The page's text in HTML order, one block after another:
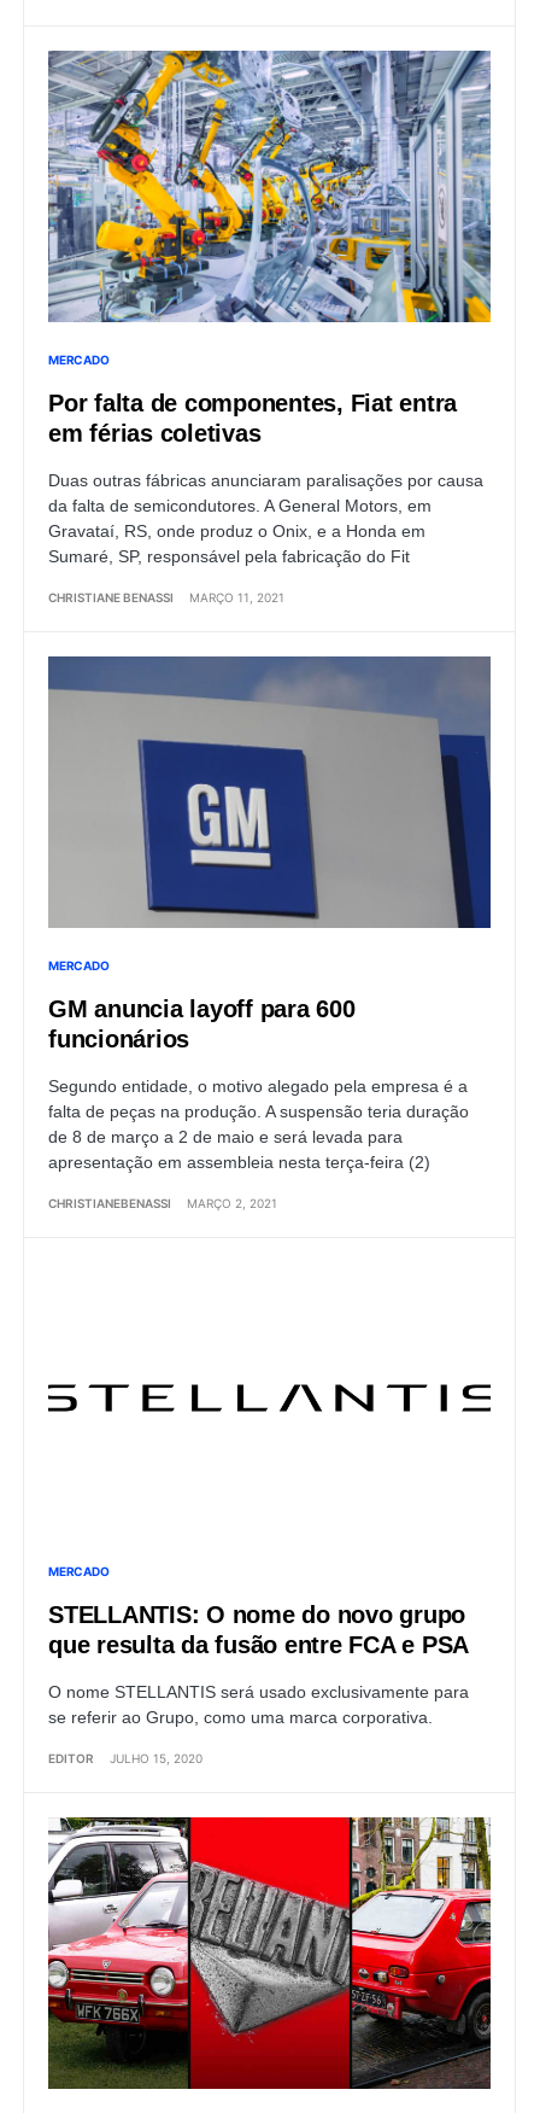
MERCADO
Por falta de componentes, Fiat entra
em férias coletivas
Duas outras fábricas anunciaram paralisações por causa
da falta de semicondutores. A General Motors, em
Gravataí, RS, onde produz o Onix, e a Honda em
Sumaré, SP, responsável pela fabricação do Fit
CHRISTIANE BENASSI MARÇO 11, 2021
MERCADO
GM anuncia layoff para 600
funcionários
Segundo entidade, o motivo alegado pela empresa é a
falta de peças na produção. A suspensão teria duração
de 8 de março a 2 de maio e será levada para
apresentação em assembleia nesta terça-feira (2)
CHRISTIANEBENASSI MARÇO 2, 2021
MERCADO
STELLANTIS: O nome do novo grupo
que resulta da fusão entre FCA e PSA
O nome STELLANTIS será usado exclusivamente para
se referir ao Grupo, como uma marca corporativa.
EDITOR JULHO 15, 2020